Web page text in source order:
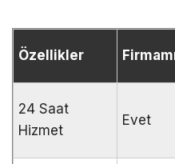
Özellikler
24 Saat
Hizmet
Evet